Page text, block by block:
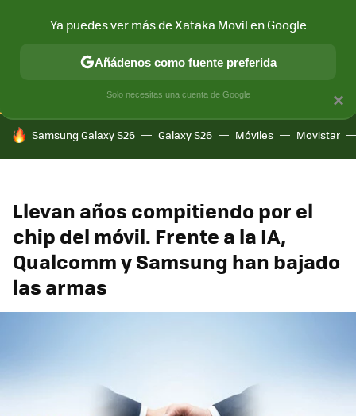
CONECTIVIDAD MÓVIL Y SOCIEDAD APLICACIONES
HOY SE HABLA DE
Samsung Galaxy S26 Galaxy S26 Móviles Movistar
Llevan años compitiendo por el
chip del móvil. Frente a la IA,
Qualcomm y Samsung han bajado
las armas
×
Ya puedes ver más de Xataka Movil en Google
Añádenos como fuente preferida
Solo necesitas una cuenta de Google